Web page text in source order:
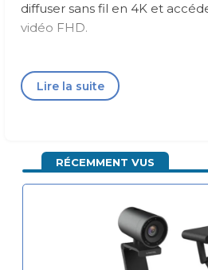
diffuser sans fil en 4K et
vidéo FHD.
présentations en temps réel
Débarrassez-vous des étapes
l'expérience entière fluide et
effort.
Conception tout-en-un :
vidéo et la capture d'écran
La conception tout-en-un est
Lire la suite
RÉCEMMENT VUS